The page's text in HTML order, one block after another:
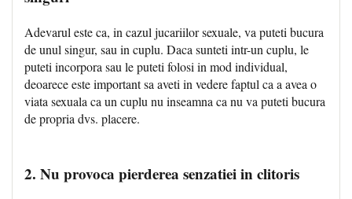
Adevarul este ca, in cazul jucariilor sexuale, va puteti bucura
de unul singur, sau in cuplu. Daca sunteti intr-un cuplu, le
puteti incorpora sau le puteti folosi in mod individual,
deoarece este important sa aveti in vedere faptul ca a avea o
viata sexuala ca un cuplu nu inseamna ca nu va puteti bucura
de propria dvs. placere.
2. Nu provoca pierderea senzatiei in clitoris